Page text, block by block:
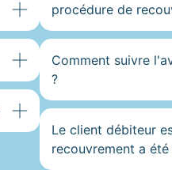
procédure de
Comment suivre
?
Le client débiteur
recouvrement a été